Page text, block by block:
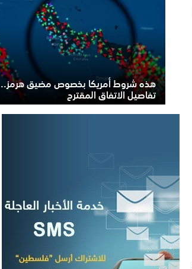
هذه شروط أمريكا بخصوص مضيق هرمز..
تفاصيل الاتفاق المقترح